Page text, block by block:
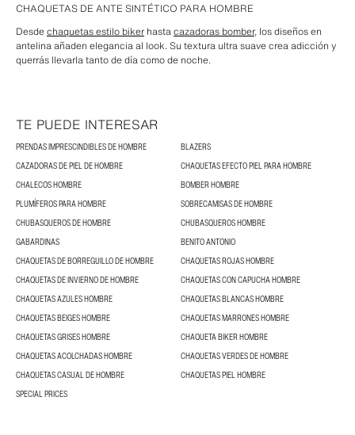
CHAQUETAS DE ANTE SINTÉTICO PARA HOMBRE
Desdechaquetas estilo biker hastacazadoras bomber, los diseños en
antelina añaden elegancia al look. Su textura ultra suave crea adicción y
querrás llevarla tanto de día como de noche.
TE PUEDE INTERESAR
PRENDAS IMPRESCINDIBLES DE HOMBRE
BLAZERS
CAZADORAS DE PIEL DE HOMBRE
CHAQUETAS EFECTO PIEL PARA HOMBRE
CHALECOS HOMBRE
BOMBER HOMBRE
PLUMÍFEROS PARA HOMBRE
SOBRECAMISAS DE HOMBRE
CHUBASQUEROS DE HOMBRE
CHUBASQUEROS HOMBRE
GABARDINAS
BENITO ANTONIO
CHAQUETAS DE BORREGUILLO DE HOMBRE
CHAQUETAS ROJAS HOMBRE
CHAQUETAS DE INVIERNO DE HOMBRE
CHAQUETAS CON CAPUCHA HOMBRE
CHAQUETAS AZULES HOMBRE
CHAQUETAS BLANCAS HOMBRE
CHAQUETAS BEIGES HOMBRE
CHAQUETAS MARRONES HOMBRE
CHAQUETAS GRISES HOMBRE
CHAQUETA BIKER HOMBRE
CHAQUETAS ACOLCHADAS HOMBRE
CHAQUETAS VERDES DE HOMBRE
CHAQUETAS CASUAL DE HOMBRE
CHAQUETAS PIEL HOMBRE
SPECIAL PRICES